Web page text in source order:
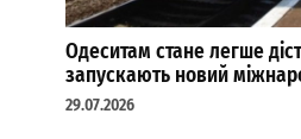
Одеситам стане легше
запускають новий
29.07.2026